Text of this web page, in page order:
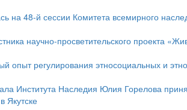
на 48-й сессии Комитета всемирного
научно-просветительского проекта
опыт регулирования этносоциальных и
Института Наследия Юлия Горелова
Якутске